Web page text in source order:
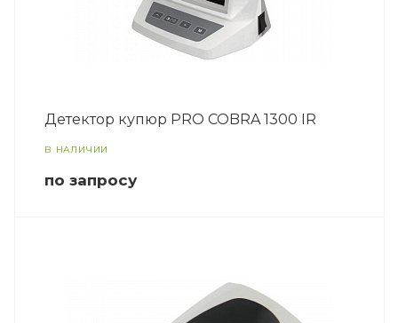
Детектор купюр PRO COBRA 1300 IR
В НАЛИЧИИ
по запросу